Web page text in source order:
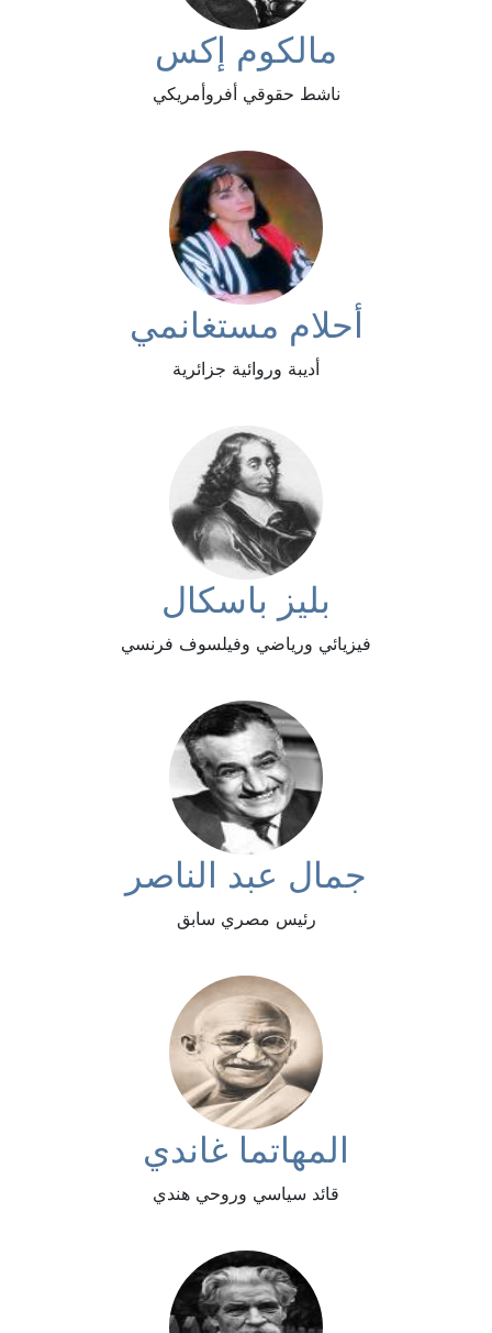
مالكوم إكس
ناشط حقوقي أفروأمريكي
أحلام مستغانمي
أديبة وروائية جزائرية
بليز باسكال
فيزيائي ورياضي وفيلسوف فرنسي
جمال عبد الناصر
رئيس مصري سابق
المهاتما غاندي
قائد سياسي وروحي هندي